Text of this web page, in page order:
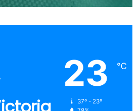
23 ℃
37º - 23º